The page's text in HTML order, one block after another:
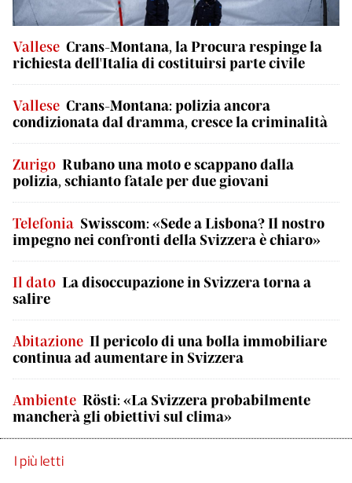
Vallese Crans-Montana, la Procura respinge la
richiesta dell'Italia di costituirsi parte civile
Vallese Crans-Montana: polizia ancora
condizionata dal dramma, cresce la criminalità
Zurigo Rubano una moto e scappano dalla
polizia, schianto fatale per due giovani
Telefonia Swisscom: «Sede a Lisbona? Il nostro
impegno nei confronti della Svizzera è chiaro»
Il dato La disoccupazione in Svizzera torna a
salire
Abitazione Il pericolo di una bolla immobiliare
continua ad aumentare in Svizzera
Ambiente Rösti: «La Svizzera probabilmente
mancherà gli obiettivi sul clima»
I più letti